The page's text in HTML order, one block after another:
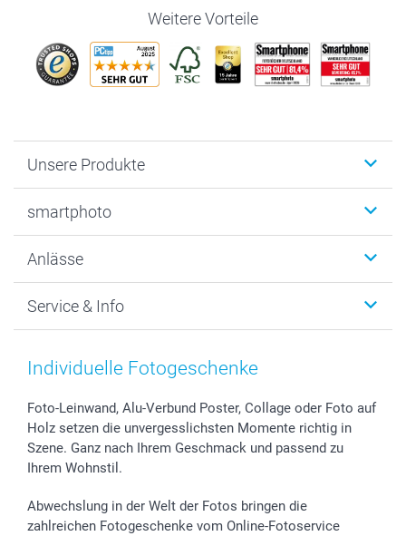
Weitere Vorteile
Unsere Produkte
Fotogeschenke
MyNameBook
Fotoabzüge, Fotos als Buch & Poster
Zubehör & Material
Sticker & Etiketten
Geschenk-Gutscheine (PDF)
smartphoto
Warum smartphoto
Datenschutz
AGB
Presse
Partnerprogramme
Investor Relations
Widerrufsrecht
Anlässe
Neujahr
Muttertag
Kommunion & Konfirmation
Hochzeit
Geburtstag
Zu allen Anlässen
Service & Info
Anmelden /Registrieren
Lieferfristen
72h Lieferung
Zahlungsmöglichkeiten
Status der Bestellung
smartfriends
Individuelle Fotogeschenke
Foto-Leinwand, Alu-Verbund Poster, Collage oder Foto auf
Holz setzen die unvergesslichsten Momente richtig in
Szene. Ganz nach Ihrem Geschmack und passend zu
Ihrem Wohnstil.
Abwechslung in der Welt der Fotos bringen die
zahlreichen Fotogeschenke vom Online-Fotoservice